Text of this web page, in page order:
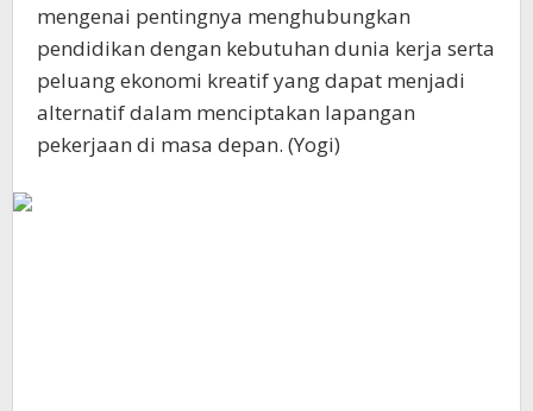
mengenai pentingnya menghubungkan
pendidikan dengan kebutuhan dunia kerja serta
peluang ekonomi kreatif yang dapat menjadi
alternatif dalam menciptakan lapangan
pekerjaan di masa depan. (Yogi)